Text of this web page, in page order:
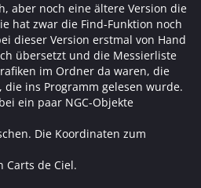
aber noch eine ältere Version die
hat zwar die Find-Funktion noch
dieser Version erstmal von Hand
übersetzt und die Messierliste
im Ordner da waren, die
ins Programm gelesen wurde.
ein paar NGC-Objekte
Die Koordinaten zum
Carts de Ciel.